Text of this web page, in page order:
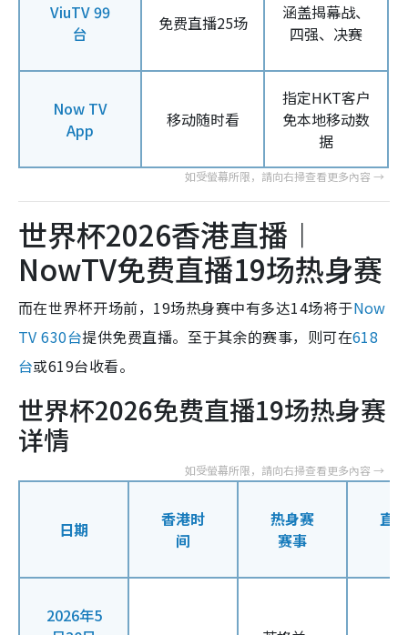
ViuTV 99
台
免费直播25场
涵盖揭幕战、
四强、决赛
Now TV
App
移动随时看
指定HKT客户
免本地移动数
据
世界杯2026香港直播︱
NowTV免费直播19场热身赛
而在世界杯开场前，19场热身赛中有多达14场将于Now
TV 630台提供免费直播。至于其余的赛事，则可在618
台或619台收看。
世界杯2026免费直播19场热身赛
详情
日期
香港时
间
热身赛
赛事
直
2026年5